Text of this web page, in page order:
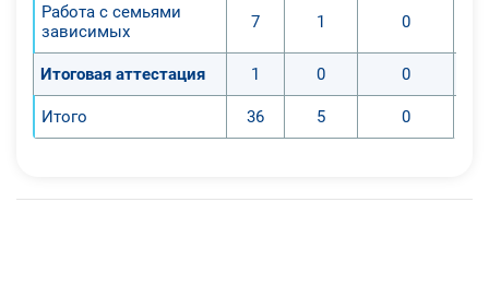
Работа с семьями
зависимых
7 1 0
Итоговая аттестация 1 0 0
Итого 36 5 0